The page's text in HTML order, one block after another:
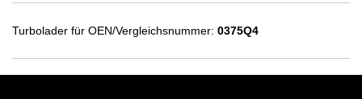
Turbolader für OEN/Vergleichsnummer: 0375Q4